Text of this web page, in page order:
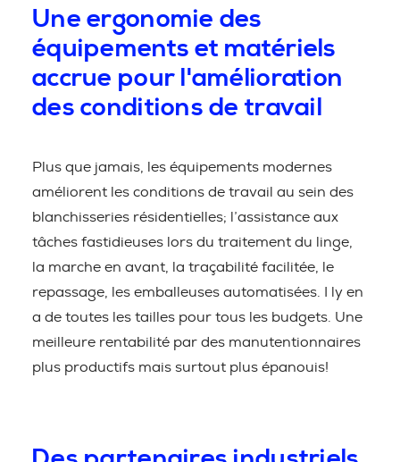
Une ergonomie des
équipements et matériels
accrue pour l'amélioration
des conditions de travail
Plus que jamais, les équipements modernes
améliorent les conditions de travail au sein des
blanchisseries résidentielles; l’assistance aux
tâches fastidieuses lors du traitement du linge,
la marche en avant, la traçabilité facilitée, le
repassage, les emballeuses automatisées. I ly en
a de toutes les tailles pour tous les budgets. Une
meilleure rentabilité par des manutentionnaires
plus productifs mais surtout plus épanouis!